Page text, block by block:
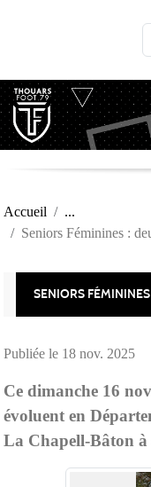
Accueil
Seniors Féminines :
SENIORS
Publiée le 18 nov. 2025
Ce dimanche 16
évoluent en
La Chapell-Bâton à